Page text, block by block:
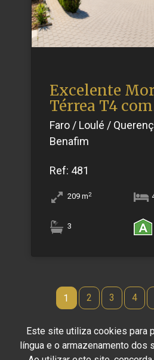
Este site utiliza cookies para
língua e o armazenamento dos
Excelente
Térrea T4 com
Garagem e
Faro / Loulé /
Benafim
Ref: 481
209 m2
3
1 2 3 4